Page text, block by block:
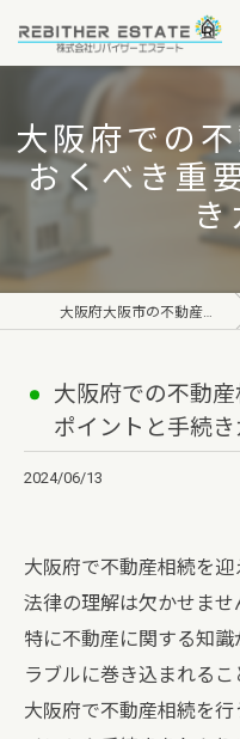
大阪府での
おくべき重
き
大阪府大阪市の不動産なら株式会社リバイザーエステート
大阪府での不動
ポイントと手続き
2024/06/13
大阪府で不動産相続を
法律の理解は欠かせませ
特に不動産に関する知
ラブルに巻き込まれるこ
大阪府で不動産相続を